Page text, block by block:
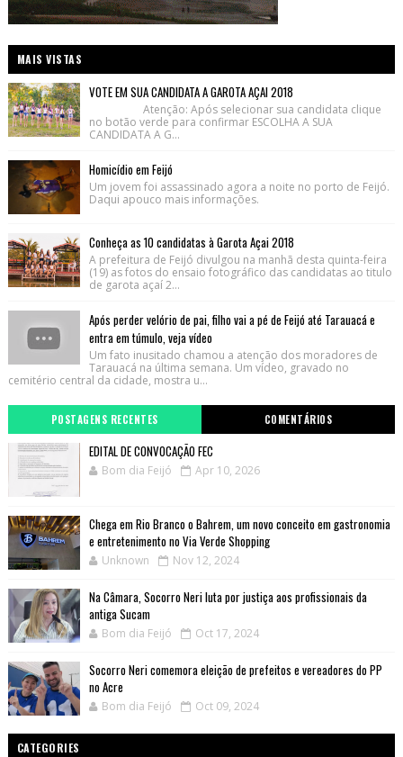
MAIS VISTAS
VOTE EM SUA CANDIDATA A GAROTA AÇAI 2018
Atenção: Após selecionar sua candidata clique
no botão verde para confirmar ESCOLHA A SUA
CANDIDATA A G...
Homicídio em Feijó
Um jovem foi assassinado agora a noite no porto de Feijó.
Daqui apouco mais informações.
Conheça as 10 candidatas à Garota Açai 2018
A prefeitura de Feijó divulgou na manhã desta quinta-feira
(19) as fotos do ensaio fotográfico das candidatas ao titulo
de garota açaí 2...
Após perder velório de pai, filho vai a pé de Feijó até Tarauacá e
entra em túmulo, veja vídeo
Um fato inusitado chamou a atenção dos moradores de
Tarauacá na última semana. Um vídeo, gravado no
cemitério central da cidade, mostra u...
POSTAGENS RECENTES COMENTÁRIOS
EDITAL DE CONVOCAÇÃO FEC
Bom dia Feijó Apr 10, 2026
Chega em Rio Branco o Bahrem, um novo conceito em gastronomia
e entretenimento no Via Verde Shopping
Unknown Nov 12, 2024
Na Câmara, Socorro Neri luta por justiça aos profissionais da
antiga Sucam
Bom dia Feijó Oct 17, 2024
Socorro Neri comemora eleição de prefeitos e vereadores do PP
no Acre
Bom dia Feijó Oct 09, 2024
CATEGORIES